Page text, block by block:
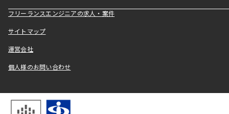
フリーランスエンジニアの求人・案件
サイトマップ
運営会社
個人様のお問い合わせ